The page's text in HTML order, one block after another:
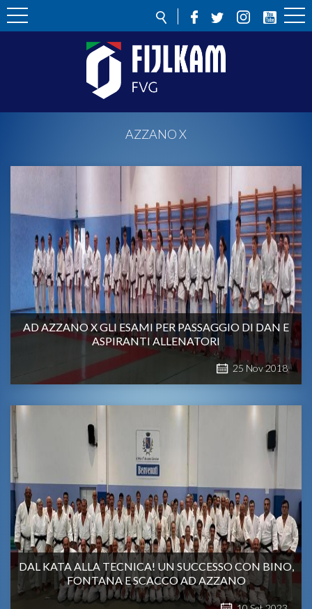
AZZANO X
AD AZZANO X GLI ESAMI PER PASSAGGIO DI DAN E
ASPIRANTI ALLENATORI
25 Nov2018
DAL KATA ALLA TECNICA! UN SUCCESSO CON BINO,
FONTANA E SCACCO AD AZZANO